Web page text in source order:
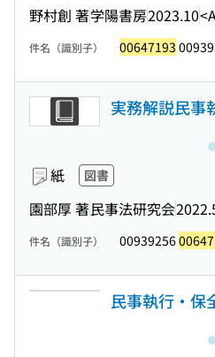
野村創 著学陽書房2023.10
件名（識別子） 00647193
実務解説民事
紙 図書
園部厚 著民事法研究会
件名（識別子） 00939256
民事執行・保